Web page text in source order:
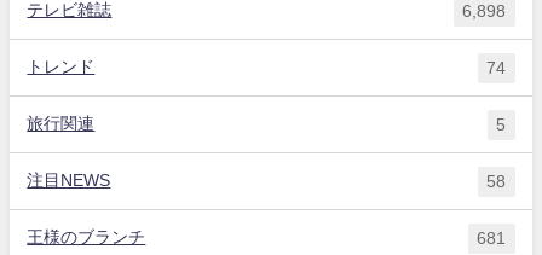
テレビ雑誌 6,898
トレンド 74
旅行関連 5
注目NEWS 58
王様のブランチ 681